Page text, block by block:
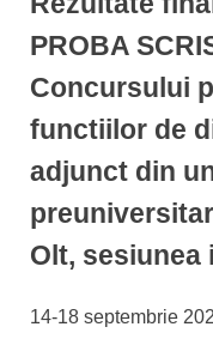
PROBA
Concursului
functiilor de
adjunct din
Olt, sesiunea
14-18 septembrie